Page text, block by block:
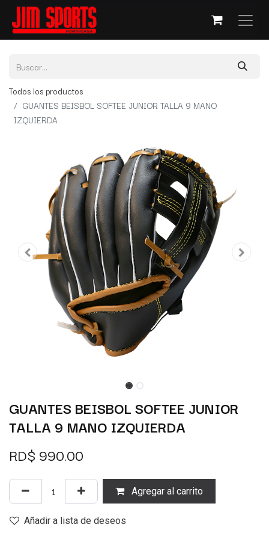
Todos los productos
GUANTES BEISBOL SOFTEE JUNIOR TALLA 9 MANO
IZQUIERDA
GUANTES BEISBOL SOFTEE JUNIOR
TALLA 9 MANO IZQUIERDA
RD$ 990.00
Agregar al carrito
Añadir a lista de deseos